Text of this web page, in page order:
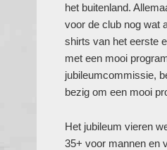
het buitenland.
voor de club nog wat
shirts van het eerste
met een mooi
jubileumcommissie,
bezig om een mooi
Het jubileum vieren
35+ voor mannen en